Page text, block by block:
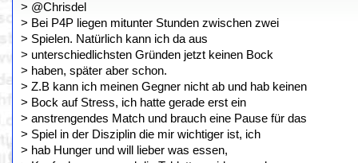
> @Chrisdel
> Bei P4P liegen mitunter Stunden zwischen zwei
> Spielen. Natürlich kann ich da aus
> unterschiedlichsten Gründen jetzt keinen Bock
> haben, später aber schon.
> Z.B kann ich meinen Gegner nicht ab und hab keinen
> Bock auf Stress, ich hatte gerade erst ein
> anstrengendes Match und brauch eine Pause für das
> Spiel in der Disziplin die mir wichtiger ist, ich
> hab Hunger und will lieber was essen,